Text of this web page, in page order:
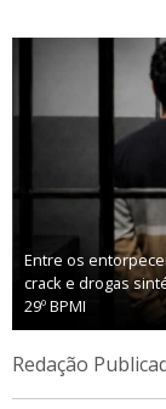
Entre os
crack e drogas
29º BPMI
Redação